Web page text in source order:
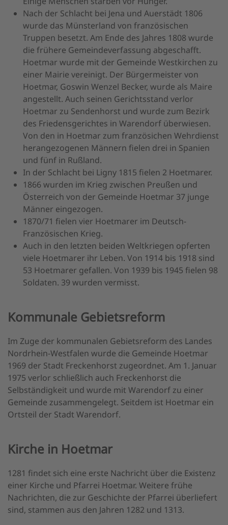
Nach der Schlacht bei Jena und Auerstädt 1806
wurde das Münsterland von französischen
Truppen besetzt. Am Ende des Jahres 1808 wurde
die frühere Gemeindeverfassung abgeschafft.
Hoetmar wurde mit der Gemeinde Westkirchen zu
einer Mairie vereinigt. Der Bürgermeister von
Hoetmar, Goswin Wenzel Becker, wurde als Maire
angestellt. Auch seinen Gerichtsstand verlor
Hoetmar zu Sendenhorst und wurde zum Bezirk
des Friedensgerichtes in Warendorf überwiesen.
Von den in Hoetmar zum französichen Wehrdienst
herangezogenen Männern fielen drei in Spanien
und fünf in Rußland.
In der Schlacht bei Ligny 1815 fielen 2 Hoetmarer.
1866 wurden im Krieg zwischen Preußen und
Österreich von der Gemeinde Hoetmar 37 junge
Männer eingezogen.
1870/71 fielen vier Hoetmarer im Deutsch-
Französischen Krieg.
Auch in den letzten beiden Weltkriegen opferten
viele Hoetmarer ihr Leben. Von 1914 bis 1918 sind
53 Hoetmarer gefallen. Von 1939 bis 1945 fielen 98
Soldaten. 39 wurden vermisst.
Kommunale Gebietsreform
Im Zuge der kommunalen Gebietsreform des Landes
Nordrhein-Westfalen wurde die Gemeinde Hoetmar
1969 der Stadt Freckenhorst zugeordnet. Am 1. Januar
1975 verlor schließlich auch Freckenhorst die
Selbständigkeit und wurde mit Warendorf zu einer
Gemeinde zusammengelegt. Seitdem ist Hoetmar ein
Ortsteil der Stadt Warendorf.
Kirche in Hoetmar
1281 findet sich eine erste Nachricht über die Existenz
einer Kirche und Pfarrei Hoetmar. Weitere frühe
Nachrichten, die zur Geschichte der Pfarrei überliefert
sind, stammen aus den Jahren 1282 und 1313.